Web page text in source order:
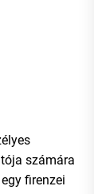
számára
firenzei